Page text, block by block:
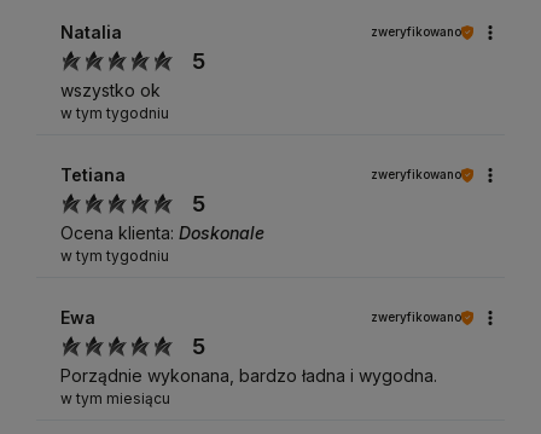
Natalia zweryfikowano
5
wszystko ok
w tym tygodniu
Tetiana zweryfikowano
5
Ocena klienta: Doskonale
w tym tygodniu
Ewa zweryfikowano
5
Porządnie wykonana, bardzo ładna i wygodna.
w tym miesiącu